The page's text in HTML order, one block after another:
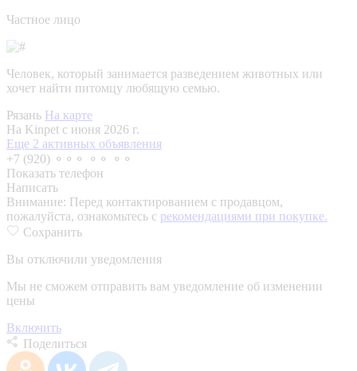
Частное лицо
Человек, который занимается разведением животных или
хочет найти питомцу любящую семью.
Рязань На карте
На Kinpet c июня 2026 г.
Еще 2 активных объявления
+7 (920) ⚬⚬⚬ ⚬⚬ ⚬⚬
Показать телефон
Написать
Внимание: Перед контактированием с продавцом,
пожалуйста, ознакомьтесь с рекомендациями при покупке.
Сохранить
Вы отключили уведомления
Мы не сможем отправить вам уведомление об изменении
цены
Включить
Поделиться